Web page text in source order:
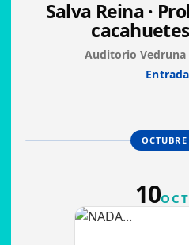
Salva Reina ·
Auditorio Vedruna
10OCT